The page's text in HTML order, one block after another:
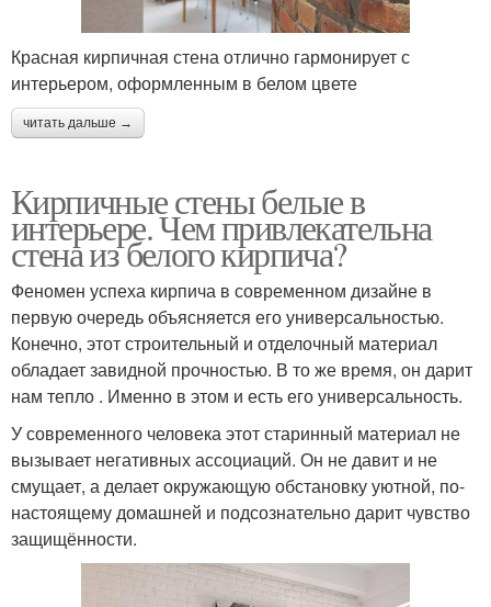
Красная кирпичная стена отлично гармонирует с
интерьером, оформленным в белом цвете
читать дальше →
Кирпичные стены белые в
интерьере. Чем привлекательна
стена из белого кирпича?
Феномен успеха кирпича в современном дизайне в
первую очередь объясняется его универсальностью.
Конечно, этот строительный и отделочный материал
обладает завидной прочностью. В то же время, он дарит
нам тепло . Именно в этом и есть его универсальность.
У современного человека этот старинный материал не
вызывает негативных ассоциаций. Он не давит и не
смущает, а делает окружающую обстановку уютной, по-
настоящему домашней и подсознательно дарит чувство
защищённости.